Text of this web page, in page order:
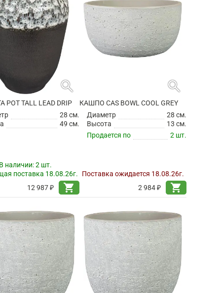
search
POT TALL LEAD DRIP
28 см.
49 см.
наличии:2 шт.
поставка 18.08.26г.
12 987 ₽
shopping_cart
search
КАШПО CAS BOWL COOL GREY
Диаметр
28 см.
Высота
13 см.
Продается по
2 шт.
Поставка ожидается 18.08.26г.
2 984 ₽
shopping_cart